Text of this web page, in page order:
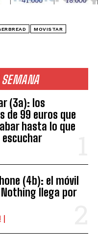
SEMANA
(3a): los
de 99 euros que
hasta lo que
escuchar
(4b): el móvil
llega por
MOVISTAR